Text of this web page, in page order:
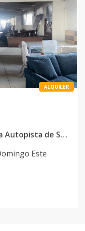
ALQUILER
Local comercial en alquiler en la Autopista de San Isidro
Este